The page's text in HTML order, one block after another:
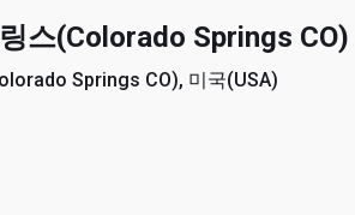
스(Colorado Springs CO)
Springs CO), 미국(USA)